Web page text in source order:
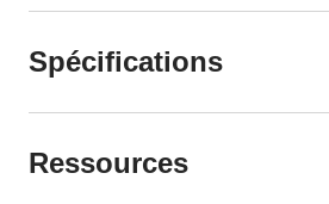
Spécifications
Ressources